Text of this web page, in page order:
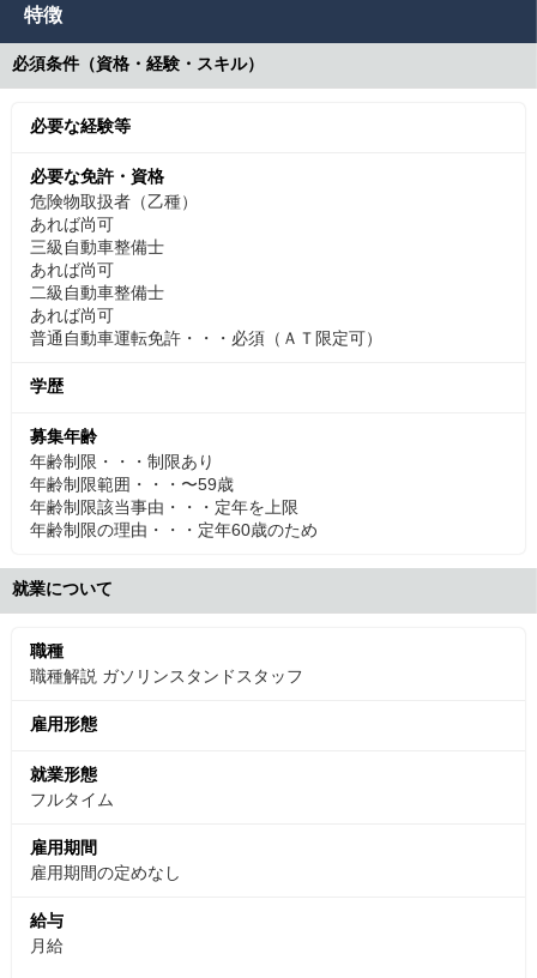
特徴
必須条件（資格・経験・スキル）
必要な経験等
必要な免許・資格
危険物取扱者（乙種）
あれば尚可
三級自動車整備士
あれば尚可
二級自動車整備士
あれば尚可
普通自動車運転免許・・・必須（ＡＴ限定可）
学歴
募集年齢
年齢制限・・・制限あり
年齢制限範囲・・・〜59歳
年齢制限該当事由・・・定年を上限
年齢制限の理由・・・定年60歳のため
就業について
職種
職種解説 ガソリンスタンドスタッフ
雇用形態
就業形態
フルタイム
雇用期間
雇用期間の定めなし
給与
月給